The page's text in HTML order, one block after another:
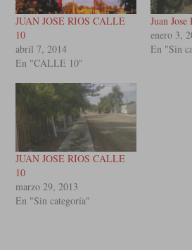
JUAN JOSE RIOS CALLE
10
abril 7, 2014
En "CALLE 10"
Juan
enero 3,
En "Sin
JUAN JOSE RIOS CALLE
10
marzo 29, 2013
En "Sin categoría"